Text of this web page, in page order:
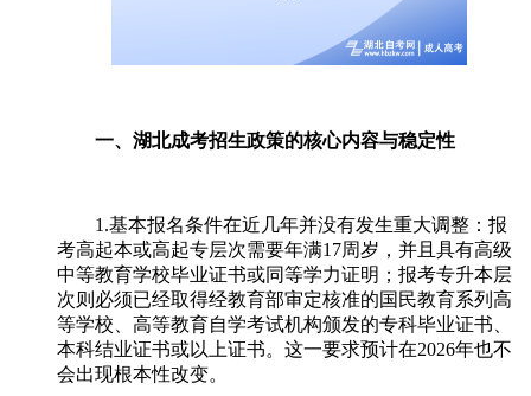
一、湖北成考招生政策的核心内容与稳定性
1.基本报名条件在近几年并没有发生重大调整：报
考高起本或高起专层次需要年满17周岁，并且具有高级
中等教育学校毕业证书或同等学力证明；报考专升本层
次则必须已经取得经教育部审定核准的国民教育系列高
等学校、高等教育自学考试机构颁发的专科毕业证书、
本科结业证书或以上证书。这一要求预计在2026年也不
会出现根本性改变。